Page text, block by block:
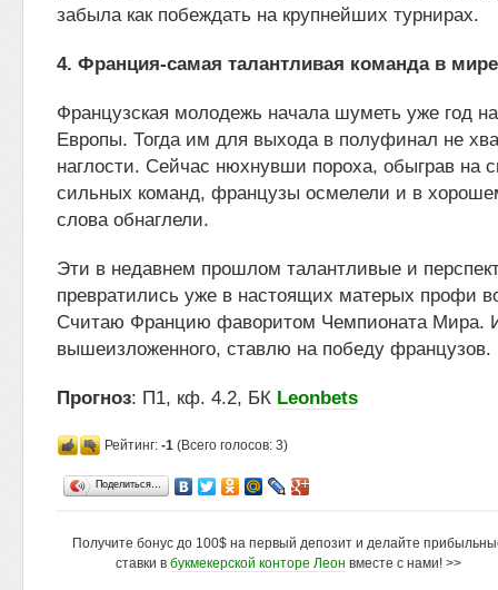
забыла как побеждать на крупнейших турнирах.
4. Франция-самая талантливая команда в
Французская молодежь начала шуметь уже год
Европы. Тогда им для выхода в полуфинал не
наглости. Сейчас нюхнувши пороха, обыграв на
сильных команд, французы осмелели и в
слова обнаглели.
Эти в недавнем прошлом талантливые и
превратились уже в настоящих матерых профи
Считаю Францию фаворитом Чемпионата Мира.
вышеизложенного, ставлю на победу французов.
Прогноз: П1, кф. 4.2, БК Leonbets
Рейтинг: -1 (Всего голосов: 3)
Поделиться…
Получите бонус до 100$ на первый депозит и делайте
ставки в букмекерской конторе Леон вместе с нами! >>